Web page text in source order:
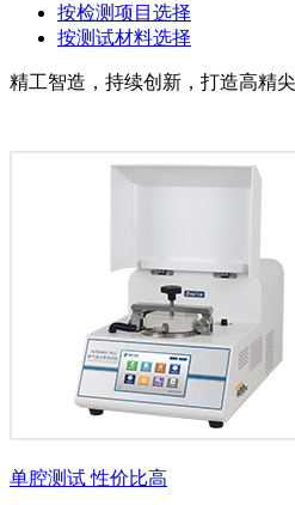
按检测项目选择
按测试材料选择
精工智造，持续创新，打造高精
单腔测试 性价比高